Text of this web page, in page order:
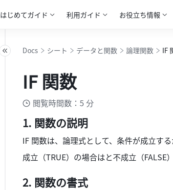
はじめてガイド 利用ガイド お役立ち情報
Docs シート データと関数 論理関数 IF
IF 関数
閲覧時間数：5 分
関数の説明
IF 関数は、論理式として、条件が成立す
成立（TRUE）の場合はと不成立（
関数の書式